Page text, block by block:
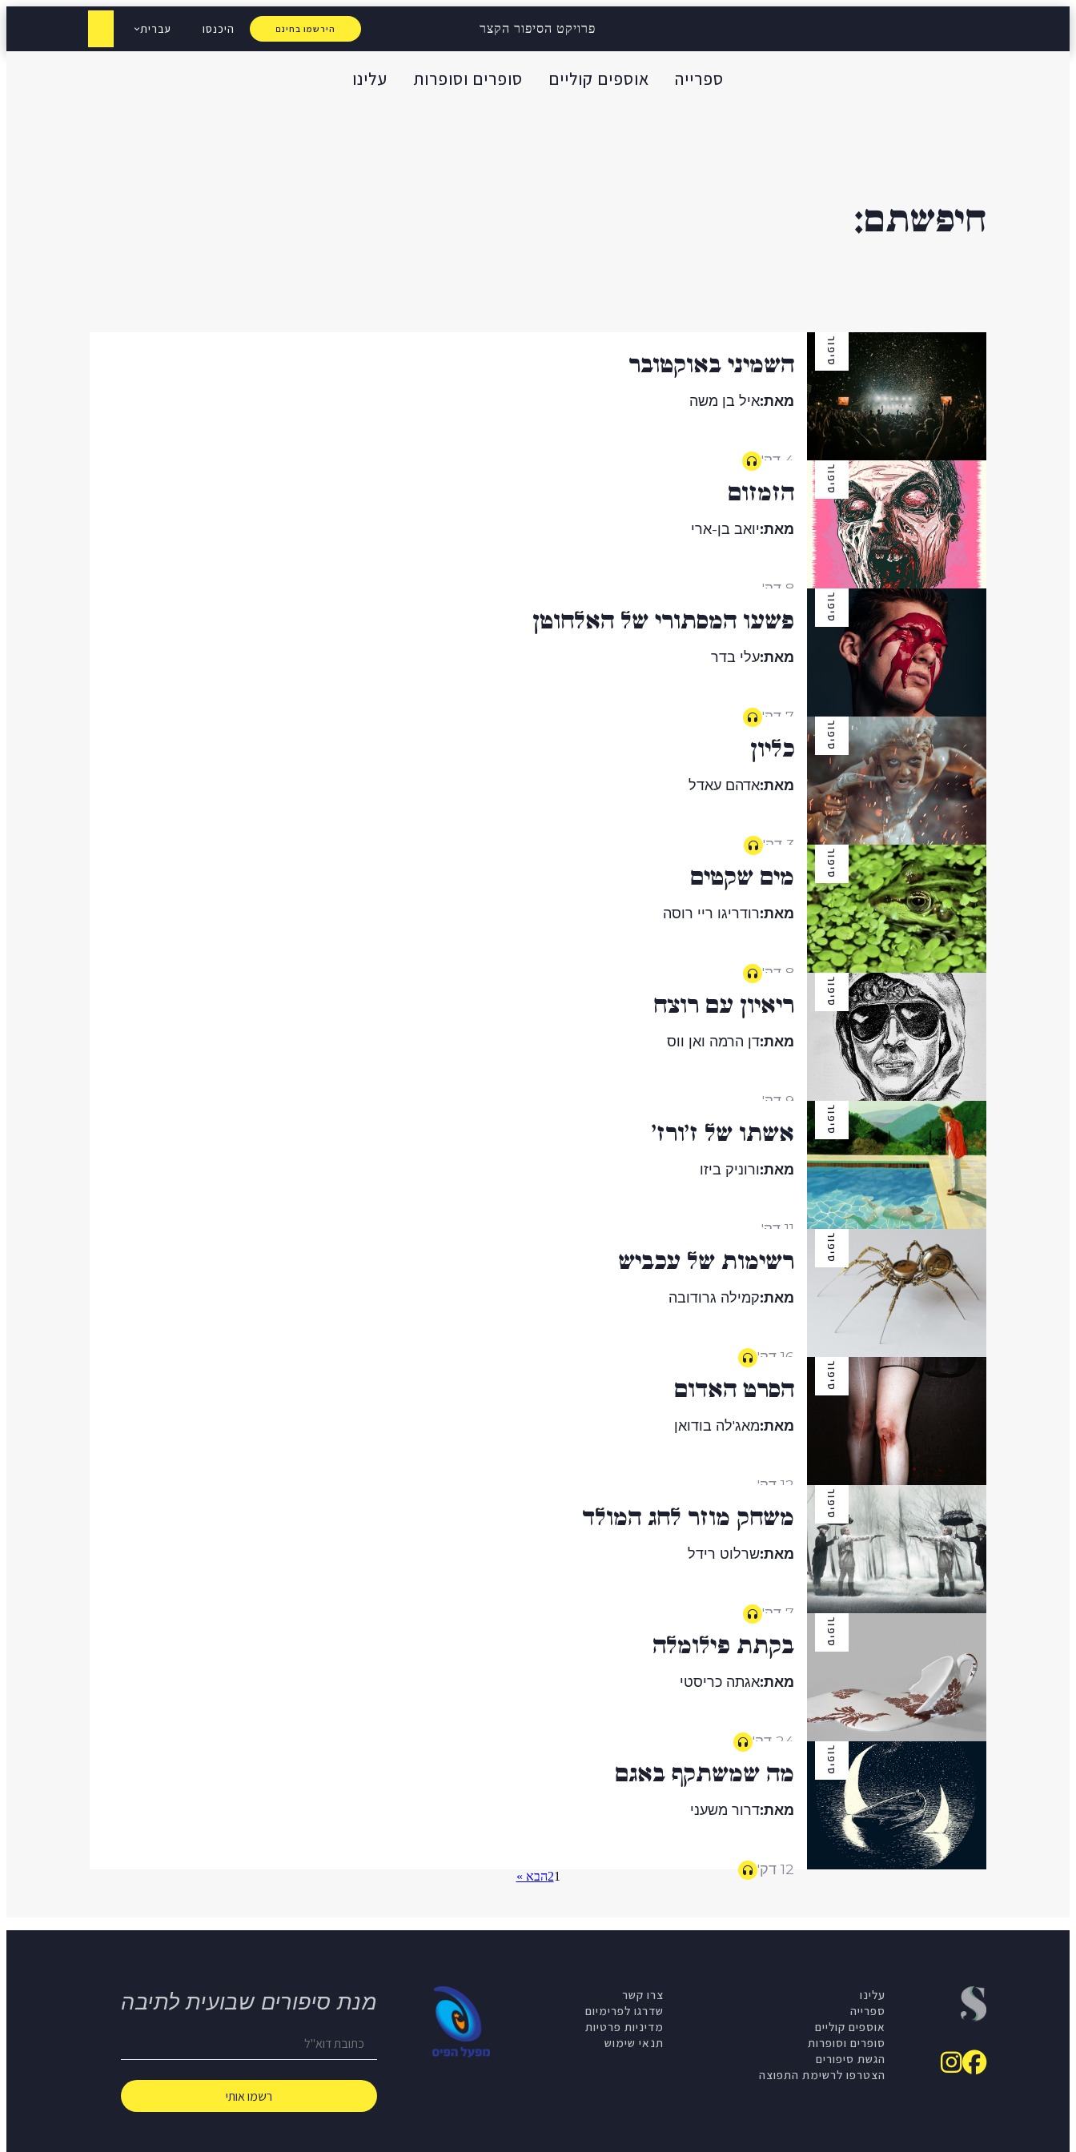
פרויקט הסיפור הקצר הירשמו בחינם היכנסו עברית
ספרייה אוספים קוליים סופרים וסופרות עלינו
חיפשתם:
סיפור השמיני באוקטובר
מאת:איל בן משה
4 דק'
סיפור הזמזום
מאת:יואב בן-ארי
8 דק'
סיפור פשעו המסתורי של האלחוטן
מאת:עלי בדר
7 דק'
סיפור כליון
מאת:אדהם עאדל
3 דק'
סיפור מים שקטים
מאת:רודריגו ריי רוסה
8 דק'
סיפור ריאיון עם רוצח
מאת:דן הרמה ואן ווס
9 דק'
סיפור אשתו של ז'ורז'
מאת:ורוניק ביזו
11 דק'
סיפור רשימות של עכביש
מאת:קמילה גרודובה
16 דק'
סיפור הסרט האדום
מאת:מאג'לה בודואן
12 דק'
סיפור משחק מוזר לחג המולד
מאת:שרלוט רידל
7 דק'
סיפור בקתת פילומלה
מאת:אגתה כריסטי
24 דק'
סיפור מה שמשתקף באגם
מאת:דרור משעני
12 דק' 1
2הבא »
עלינו
ספרייה
אוספים קוליים
סופרים וסופרות
הגשת סיפורים
הצטרפו לרשימת התפוצה
צרו קשר
שדרגו לפרימיום
מדיניות פרטיות
תנאי שימוש
מנת סיפורים שבועית לתיבה